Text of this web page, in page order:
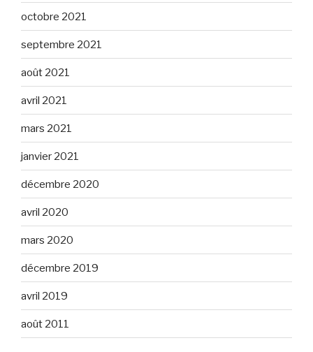
octobre 2021
septembre 2021
août 2021
avril 2021
mars 2021
janvier 2021
décembre 2020
avril 2020
mars 2020
décembre 2019
avril 2019
août 2011